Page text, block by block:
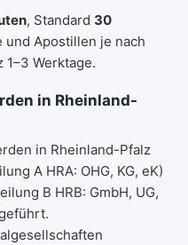
, Standard 30
und Apostillen je nach
Werktage.
in Rheinland-
in Rheinland-Pfalz
A HRA: OHG, KG, eK)
B HRB: GmbH, UG,